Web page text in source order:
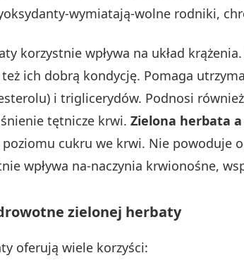
wymiatają-wolne rodniki,
korzystnie wpływa na układ
ich dobrą kondycję. Pomaga
i triglicerydów. Podnosi
tętnicze krwi. Zielona herbata
cukru we krwi. Nie powoduje
wpływa na-naczynia krwionośne,
zielonej herbaty
oferują wiele korzyści: